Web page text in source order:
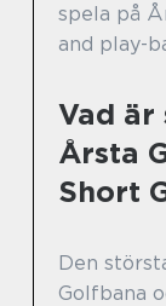
spela på
and play-
Vad är
Årsta
Short
Den
Golfbana